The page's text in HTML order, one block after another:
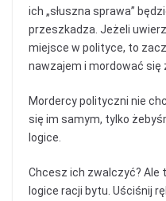
ich „słuszna sprawa”
przeszkadza. Jeżeli
miejsce w polityce, to
nawzajem i mordować się
Mordercy polityczni nie
się im samym, tylko
logice.
Chcesz ich zwalczyć? Ale
logice racji bytu. Uściśnij